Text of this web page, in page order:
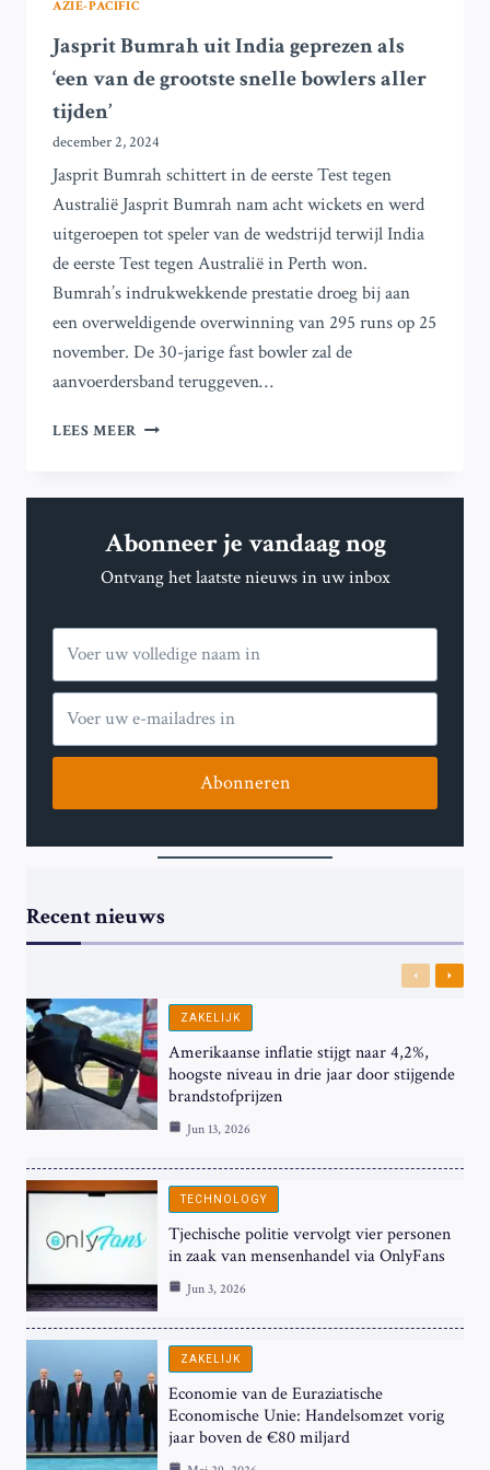
AZIË-PACIFIC
Jasprit Bumrah uit India geprezen als
‘een van de grootste snelle bowlers aller
tijden’
december 2, 2024
Jasprit Bumrah schittert in de eerste Test tegen
Australië Jasprit Bumrah nam acht wickets en werd
uitgeroepen tot speler van de wedstrijd terwijl India
de eerste Test tegen Australië in Perth won.
Bumrah’s indrukwekkende prestatie droeg bij aan
een overweldigende overwinning van 295 runs op 25
november. De 30-jarige fast bowler zal de
aanvoerdersband teruggeven…
LEES MEER JASPRIT
INDIA
ALS
VAN
GROOTSTE
SNELLE
BOWLERS
TIJDEN’
Abonneer je vandaag nog
Ontvang het laatste nieuws in uw inbox
Abonneren
Recent nieuws
Previous
Next
ZAKELIJK
Amerikaanse inflatie stijgt naar 4,2%,
hoogste niveau in drie jaar door stijgende
brandstofprijzen
Jun 13, 2026
TECHNOLOGY
Tjechische politie vervolgt vier personen
in zaak van mensenhandel via OnlyFans
Jun 3, 2026
ZAKELIJK
Economie van de Euraziatische
Economische Unie: Handelsomzet vorig
jaar boven de €80 miljard